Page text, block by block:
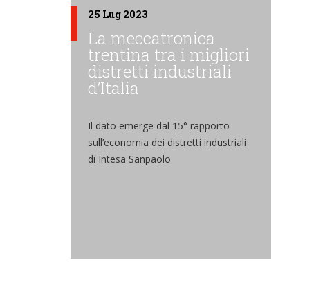
25 Lug 2023
La meccatronica
trentina tra i migliori
distretti industriali
d’Italia
Il dato emerge dal 15° rapporto
sull’economia dei distretti industriali
di Intesa Sanpaolo